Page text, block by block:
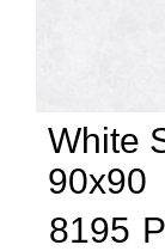
White
90x90
8195